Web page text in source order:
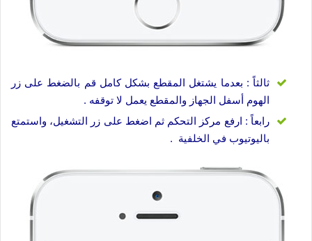
ثالثاً : بعدما يشتغل المقطع بشكل كامل قم بالضغط على زر
الهوم أسفل الجهاز والمقطع يعمل لا توقفه .
رابعاً : ارفع مركز التحكم ثم اضغط على زر التشغيل، واستمتع
باليوتيوب في الخلفية .